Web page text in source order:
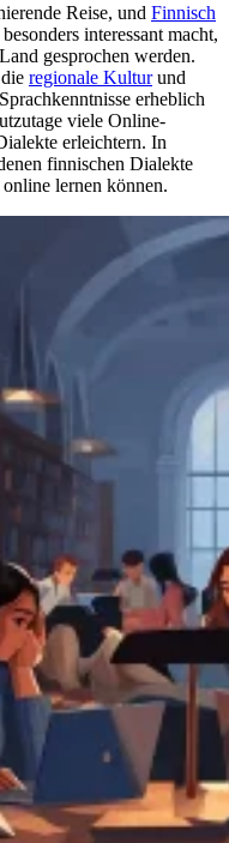
Reise, und Finnisch
interessant macht,
gesprochen werden.
regionale Kulturund
erheblich
viele Online-
erleichtern. In
finnischen Dialekte
lernen können.